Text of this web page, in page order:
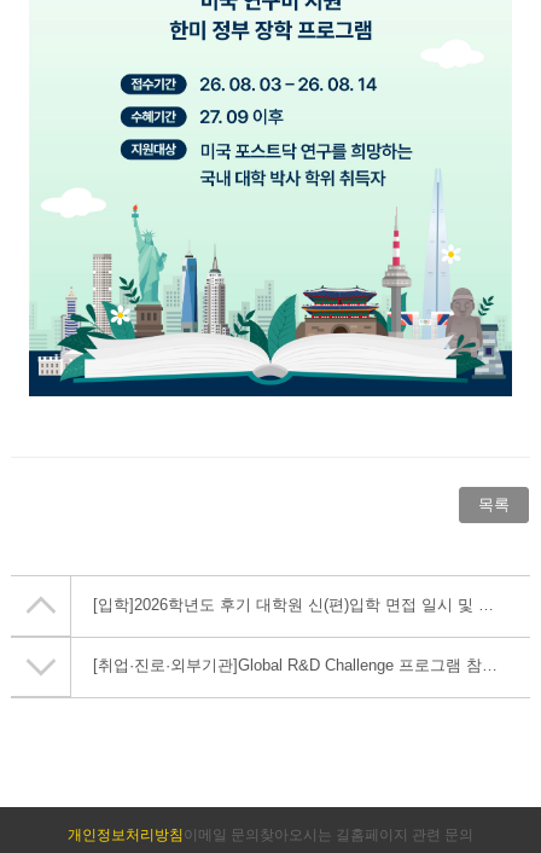
목록
[입학]2026학년도 후기 대학원 신(편)입학 면접 일시 및 장소 안내
[취업·진로·외부기관]Global R&D Challenge 프로그램 참여 연구팀 모집 안내
개인정보처리방침 이메일 문의 찾아오시는 길 홈페이지 관련 문의